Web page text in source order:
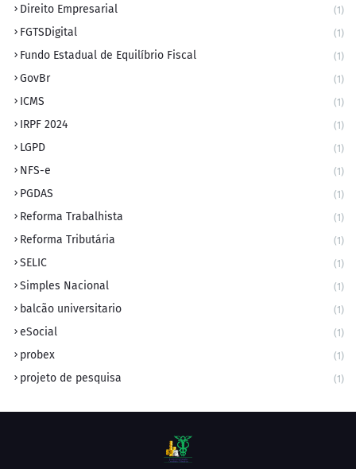
Direito Empresarial (1)
FGTSDigital (1)
Fundo Estadual de Equilíbrio Fiscal (1)
GovBr (1)
ICMS (1)
IRPF 2024 (1)
LGPD (1)
NFS-e (1)
PGDAS (1)
Reforma Trabalhista (1)
Reforma Tributária (1)
SELIC (1)
Simples Nacional (1)
balcão universitario (1)
eSocial (1)
probex (1)
projeto de pesquisa (1)